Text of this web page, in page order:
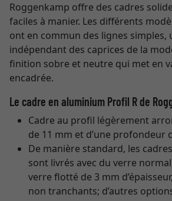
Roggenkamp offre des cadres
faciles à manier. Les différents
ont en commun des lignes simples,
indépendant des caprices de la
finition sobre et neutre qui met en
encadrée.
Le cadre en aluminium Profil R de
Cadre au profil légèrement
de 11 mm et d’une profondeur
De manière standard, les
sont livrés avec du verre
verre flotté de 3 mm
non tranchants; d’autres